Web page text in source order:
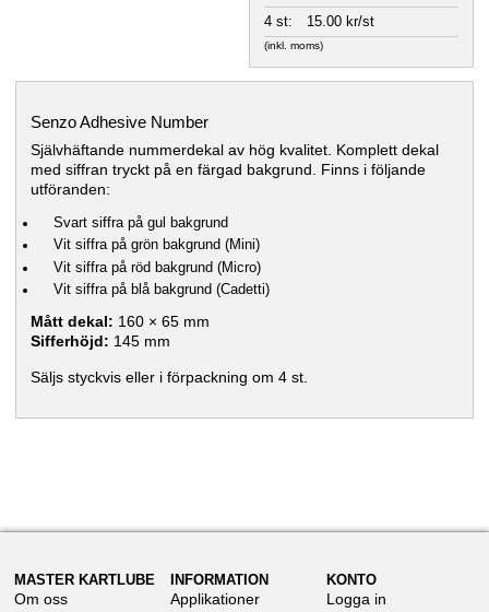
4 st:
15.00 kr/st
(inkl. moms)
Senzo Adhesive Number
Självhäftande nummerdekal av hög kvalitet. Komplett dekal
med siffran tryckt på en färgad bakgrund. Finns i följande
utföranden:
Svart siffra på gul bakgrund
Vit siffra på grön bakgrund (Mini)
Vit siffra på röd bakgrund (Micro)
Vit siffra på blå bakgrund (Cadetti)
Mått dekal: 160 × 65 mm
Sifferhöjd: 145 mm
Säljs styckvis eller i förpackning om 4 st.
MASTER KARTLUBE
Om oss
KONTO
Logga in
INFORMATION
Applikationer